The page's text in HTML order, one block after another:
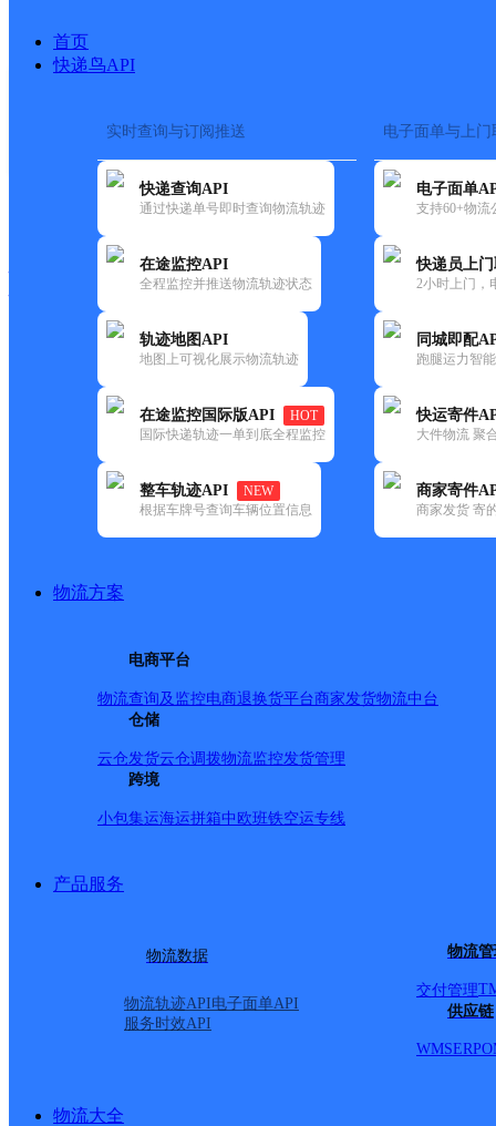
首页
快递鸟API
实时查询与订阅推送
快递查询API
通过快递单号即时查询物流轨迹
在途监控API
全程监控并推送物流轨迹状态
轨迹地图API
地图上可视化展示物流轨迹
在途监控国际版API
HOT
国际快递轨迹一单到底全程监控
整车轨迹API
NEW
根据车牌号查询车辆位置信息
电子面单与上门
电子面单
支持60+物流
快递员上
2小时上门，
同城即配
跑腿运力智
快运寄件
大件物流 聚
商家寄件
商家发货 寄
物流方案
电商平台
物流查询及监控电商退换货平台商家发货物流中台
仓储
云仓发货云仓调拨物流监控发货管理
跨境
小包集运海运拼箱中欧班铁空运专线
产品服务
物流数据
物流轨迹API电子面单API
服务时效API
物流
交付管理
供应链
WMSERP
物流大全
快运大全 快递时效
德邦
长白朝鲜族自治县长白镇合作
更新时间：2022-07-12 00:00:00
所属快递：德邦快递
所属区域：吉林省-白山市-长白朝鲜族自治县
网点地址：吉林省白山市长白朝鲜族自治县长白镇长白镇
网点负责人：